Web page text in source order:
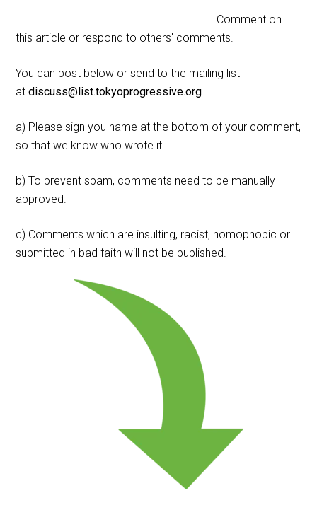
Comment on
this article or respond to others' comments.
You can post below or send to the mailing list
atdiscuss@list.tokyoprogressive.org.
a) Please sign you name at the bottom of your comment,
so that we know who wrote it.
b) To prevent spam, comments need to be manually
approved.
c) Comments which are insulting, racist, homophobic or
submitted in bad faith will not be published.